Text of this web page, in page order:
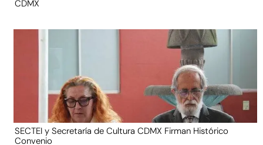
CDMX
SECTEI y Secretaría de Cultura CDMX Firman Histórico
Convenio